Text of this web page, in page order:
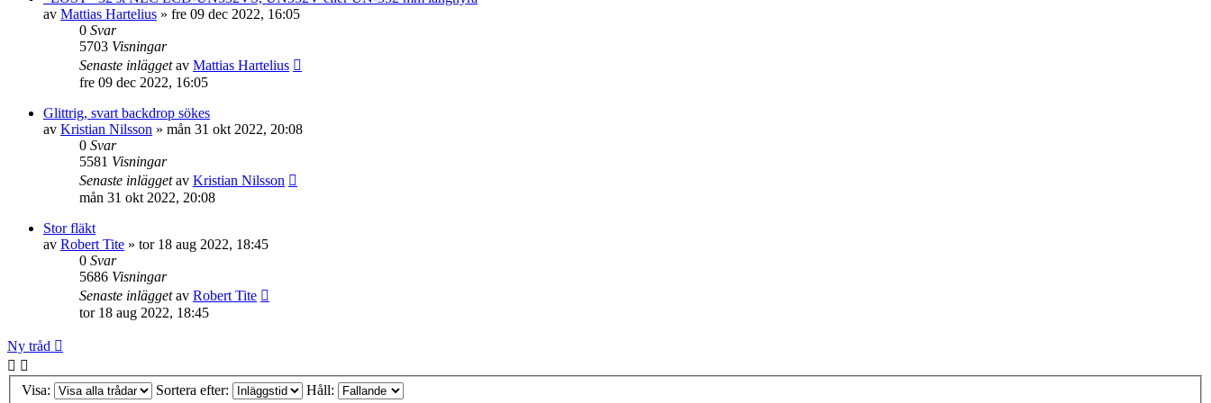
av Mattias Hartelius » fre 09 dec 2022, 16:05
0 Svar
5703 Visningar
Senaste inläggetav Mattias Hartelius
fre 09 dec 2022, 16:05
Glittrig, svart backdrop sökes
av Kristian Nilsson » mån 31 okt 2022, 20:08
0 Svar
5581 Visningar
Senaste inläggetav Kristian Nilsson
mån 31 okt 2022, 20:08
Stor fläkt
av Robert Tite » tor 18 aug 2022, 18:45
0 Svar
5686 Visningar
Senaste inläggetav Robert Tite
tor 18 aug 2022, 18:45
Ny tråd
Visa: Sortera efter: Håll: